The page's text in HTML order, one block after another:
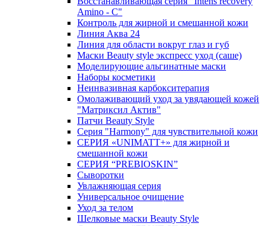
Amino - C"
Контроль для жирной и смешанной кожи
Линия Аква 24
Линия для области вокруг глаз и губ
Маски Beauty style экспресс уход (саше)
Моделирующие альгинатные маски
Наборы косметики
Неинвазивная карбокситерапия
Омолаживающий уход за увядающей кожей
"Матриксил Актив"
Патчи Beauty Style
Серия "Harmony" для чувствительной кожи
СЕРИЯ «UNIMATT+» для жирной и
смешанной кожи
СЕРИЯ “PREBIOSKIN”
Сыворотки
Увлажняющая серия
Универсальное очищение
Уход за телом
Шелковые маски Beauty Style